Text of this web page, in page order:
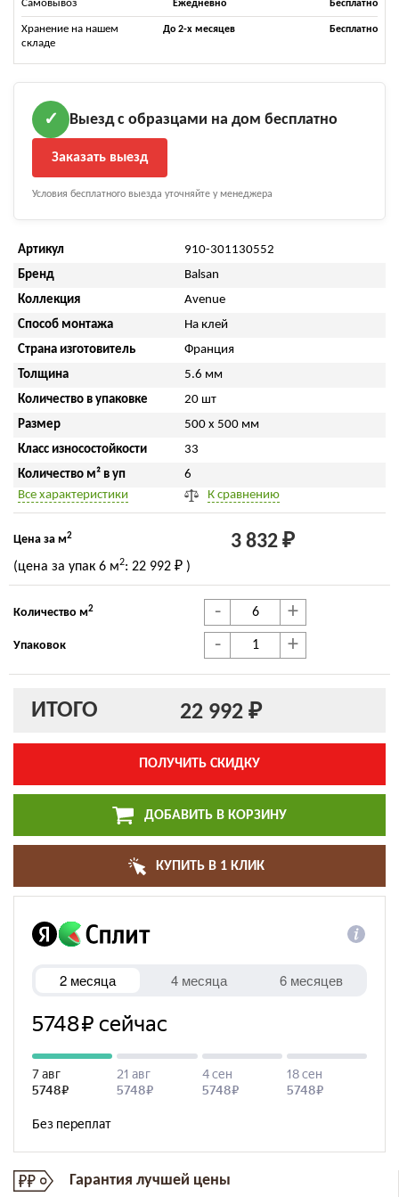
Самовывоз Ежедневно Бесплатно
Хранение на нашем
складе
До 2-х месяцев Бесплатно
✓ Выезд с образцами на дом бесплатно
Заказать выезд
Условия бесплатного выезда уточняйте у менеджера
Артикул
910-301130552
Бренд
Balsan
Коллекция
Avenue
Способ монтажа
На клей
Страна изготовитель
Франция
Толщина
5.6 мм
Количество в упаковке
20 шт
Размер
500 x 500 мм
Класс износостойкости
33
Количество м² в уп
6
Все характеристики
К сравнению
Цена за м2 3 832 ₽
(цена за упак 6 м2: 22 992 ₽ )
Количество м2 - +
Упаковок - +
ИТОГО 22 992 ₽
ПОЛУЧИТЬ СКИДКУ
ДОБАВИТЬ В КОРЗИНУ
КУПИТЬ В 1 КЛИК
Гарантия лучшей цены